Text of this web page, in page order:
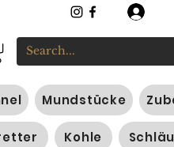
Mundstücke
Kohle